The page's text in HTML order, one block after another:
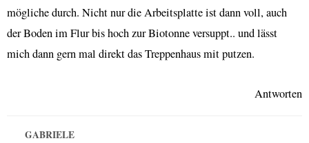
mögliche durch. Nicht nur die Arbeitsplatte ist dann voll, auch
der Boden im Flur bis hoch zur Biotonne versuppt.. und lässt
mich dann gern mal direkt das Treppenhaus mit putzen.
Antworten
GABRIELE